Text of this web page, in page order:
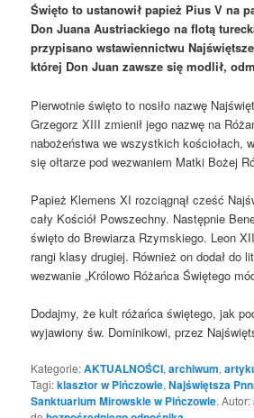
Święto to ustanowił papież Pius V na
Don Juana Austriackiego na flotą
przypisano wstawiennictwu
której Don Juan zawsze się modlił,
Pierwotnie święto to nosiło nazwę
Grzegorz XIII zmienił jego nazwę na
nabożeństwa we wszystkich kościołach,
się ołtarze pod wezwaniem Matki Bożej
Papież Klemens XI rozciągnął cześć
cały Kościół Powszechny. Następnie
święto do Brewiarza Rzymskiego. Leon
rangi klasy drugiej. Również on dodał do
wezwanie „Królowo Różańca Świętego
Dodajmy, że kult różańca świętego, jak
wyjawiony św. Dominikowi, przez
Kategorie:AKTUALNOŚCI,archiwum,
Tagi:klasztor w Pińczowie,Najświętsza
Sanktuarium Mirowskie w Pińczowie. Autor: